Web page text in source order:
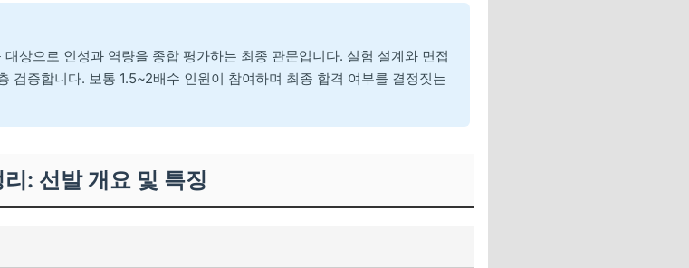
상으로 인성과 역량을 종합 평가하는 최종 관문입니다. 실험 설계와 면접
검증합니다. 보통 1.5~2배수 인원이 참여하며 최종 합격 여부를 결정짓는
: 선발 개요 및 특징